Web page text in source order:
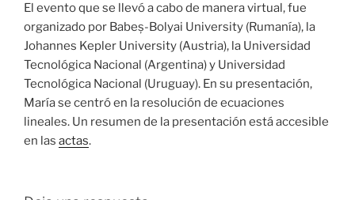
El evento que se llevó a cabo de manera virtual, fue
organizado por Babeș-Bolyai University (Rumanía), la
Johannes Kepler University (Austria), la Universidad
Tecnológica Nacional (Argentina) y Universidad
Tecnológica Nacional (Uruguay). En su presentación,
María se centró en la resolución de ecuaciones
lineales. Un resumen de la presentación está accesible
en las actas.